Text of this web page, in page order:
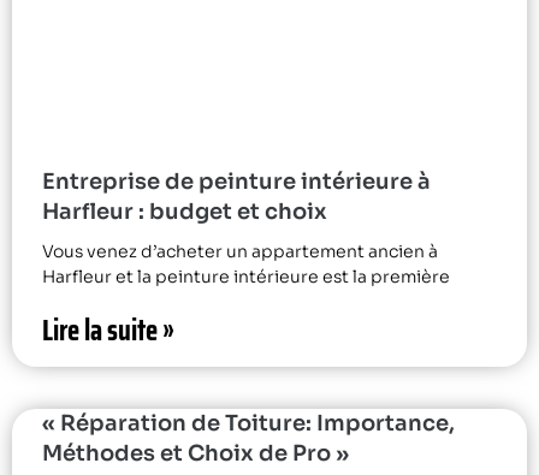
Entreprise de peinture intérieure à
Harfleur : budget et choix
Vous venez d’acheter un appartement ancien à
Harfleur et la peinture intérieure est la première
Lire la suite »
« Réparation de Toiture: Importance,
Méthodes et Choix de Pro »